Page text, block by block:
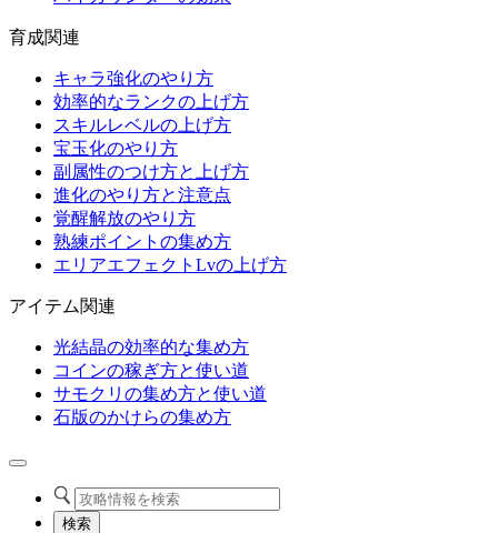
育成関連
キャラ強化のやり方
効率的なランクの上げ方
スキルレベルの上げ方
宝玉化のやり方
副属性のつけ方と上げ方
進化のやり方と注意点
覚醒解放のやり方
熟練ポイントの集め方
エリアエフェクトLvの上げ方
アイテム関連
光結晶の効率的な集め方
コインの稼ぎ方と使い道
サモクリの集め方と使い道
石版のかけらの集め方
検索